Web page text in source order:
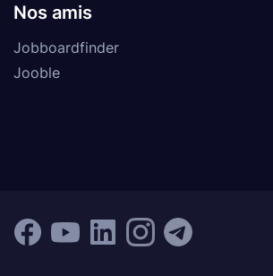
Nos amis
Jobboardfinder
Jooble